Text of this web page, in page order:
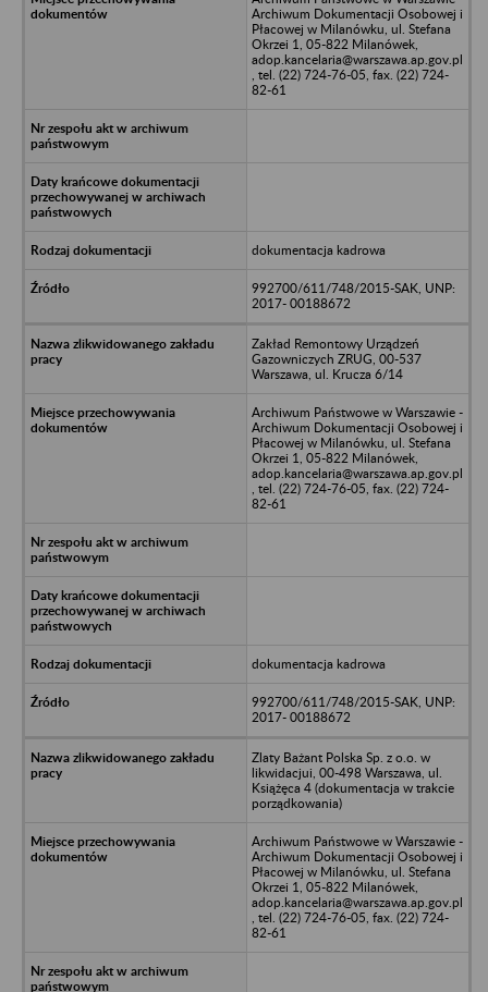
Archiwum Dokumentacji Osobowej i
Płacowej w Milanówku, ul. Stefana
Okrzei 1, 05-822 Milanówek,
adop.kancelaria@warszawa.ap.gov.pl
, tel. (22) 724-76-05, fax. (22) 724-
82-61
dokumentacja kadrowa
992700/611/748/2015-SAK, UNP:
2017- 00188672
Zakład Remontowy Urządzeń
Gazowniczych ZRUG, 00-537
Warszawa, ul. Krucza 6/14
Archiwum Państwowe w Warszawie -
Archiwum Dokumentacji Osobowej i
Płacowej w Milanówku, ul. Stefana
Okrzei 1, 05-822 Milanówek,
adop.kancelaria@warszawa.ap.gov.pl
, tel. (22) 724-76-05, fax. (22) 724-
82-61
dokumentacja kadrowa
992700/611/748/2015-SAK, UNP:
2017- 00188672
Zlaty Bażant Polska Sp. z o.o. w
likwidacjui, 00-498 Warszawa, ul.
Książęca 4 (dokumentacja w trakcie
porządkowania)
Archiwum Państwowe w Warszawie -
Archiwum Dokumentacji Osobowej i
Płacowej w Milanówku, ul. Stefana
Okrzei 1, 05-822 Milanówek,
adop.kancelaria@warszawa.ap.gov.pl
, tel. (22) 724-76-05, fax. (22) 724-
82-61